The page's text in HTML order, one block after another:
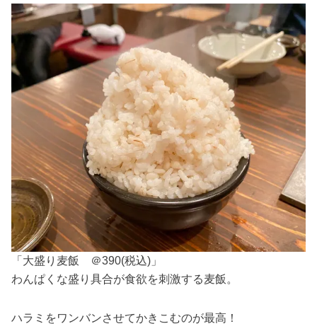
「大盛り麦飯 ＠390(税込)」
わんぱくな盛り具合が食欲を刺激する麦飯。
ハラミをワンバンさせてかきこむのが最高！